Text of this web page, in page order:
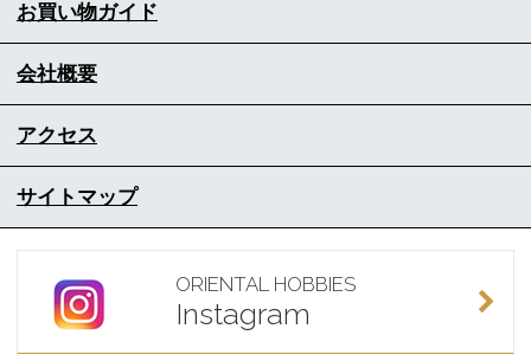
お買い物ガイド
会社概要
アクセス
サイトマップ
ORIENTAL HOBBIES
Instagram